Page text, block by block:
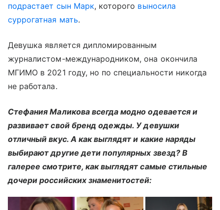
подрастает сын Марк, которого выносила
суррогатная мать.
Девушка является дипломированным
журналистом-международником, она окончила
МГИМО в 2021 году, но по специальности никогда
не работала.
Стефания Маликова всегда модно одевается и
развивает свой бренд одежды. У девушки
отличный вкус. А как выглядят и какие наряды
выбирают другие дети популярных звезд? В
галерее смотрите, как выглядят самые стильные
дочери российских знаменитостей: